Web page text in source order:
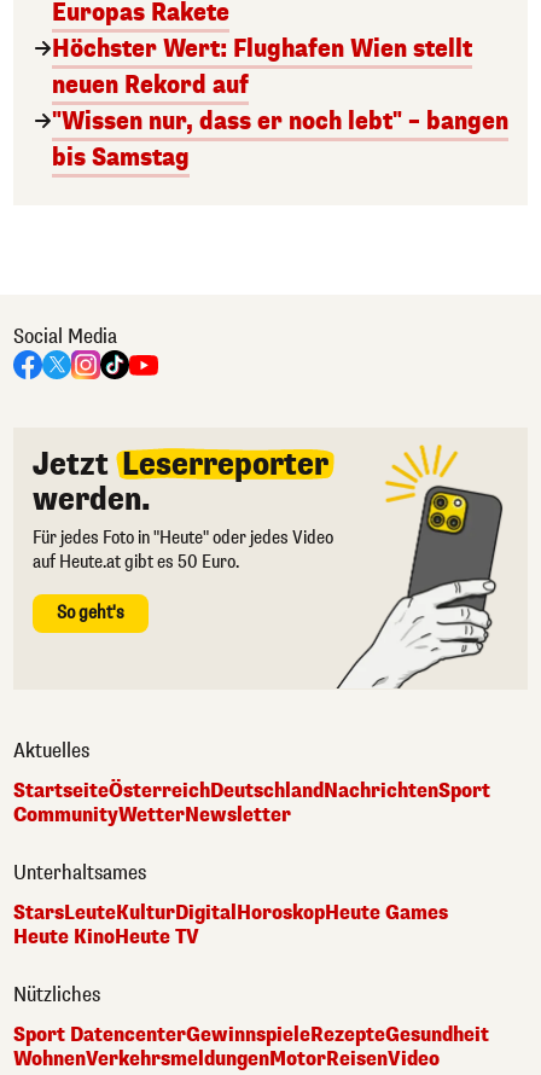
Europas Rakete
Höchster Wert: Flughafen Wien stellt
neuen Rekord auf
"Wissen nur, dass er noch lebt" – bangen
bis Samstag
Social Media
Jetzt Leserreporter
werden.
Für jedes Foto in "Heute" oder jedes Video
auf Heute.at gibt es 50 Euro.
So geht's
Aktuelles
StartseiteÖsterreichDeutschlandNachrichtenSport
CommunityWetterNewsletter
Unterhaltsames
StarsLeuteKulturDigital HoroskopHeute Games
Heute KinoHeute TV
Nützliches
Sport DatencenterGewinnspieleRezepteGesundheit
WohnenVerkehrsmeldungenMotorReisenVideo